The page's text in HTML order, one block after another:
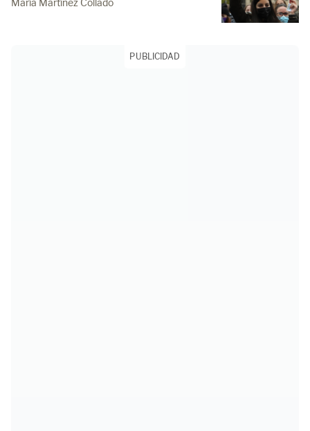
María Martínez Collado
PUBLICIDAD